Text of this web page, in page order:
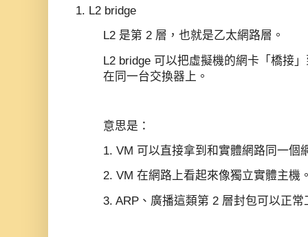
1. L2 bridge
L2 是第 2 層，也就是乙太網路層。
L2 bridge 可以把虛擬機的網卡「橋接
在同一台交換器上。
意思是：
1. VM 可以直接拿到和實體網路同一個
2. VM 在網路上看起來像獨立實體主機
3. ARP、廣播這類第 2 層封包可以正常